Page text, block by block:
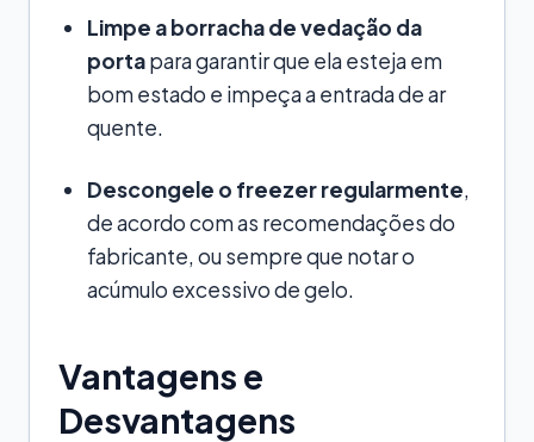
Limpe a borracha de vedação da
portapara garantir que ela esteja em
bom estado e impeça a entrada de ar
quente.
Descongele o freezer regularmente,
de acordo com as recomendações do
fabricante, ou sempre que notar o
acúmulo excessivo de gelo.
Vantagens e
Desvantagens